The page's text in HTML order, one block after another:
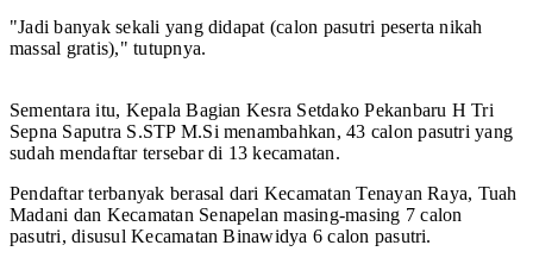
"Jadi banyak sekali yang didapat (calon pasutri peserta nikah
massal gratis)," tutupnya.
Sementara itu, Kepala Bagian Kesra Setdako Pekanbaru H Tri
Sepna Saputra S.STP M.Si menambahkan, 43 calon pasutri yang
sudah mendaftar tersebar di 13 kecamatan.
Pendaftar terbanyak berasal dari Kecamatan Tenayan Raya, Tuah
Madani dan Kecamatan Senapelan masing-masing 7 calon
pasutri, disusul Kecamatan Binawidya 6 calon pasutri.